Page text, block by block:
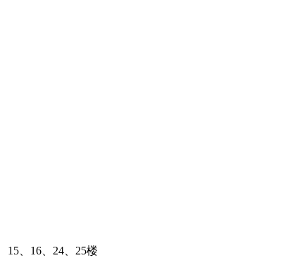
15、16、24、25楼